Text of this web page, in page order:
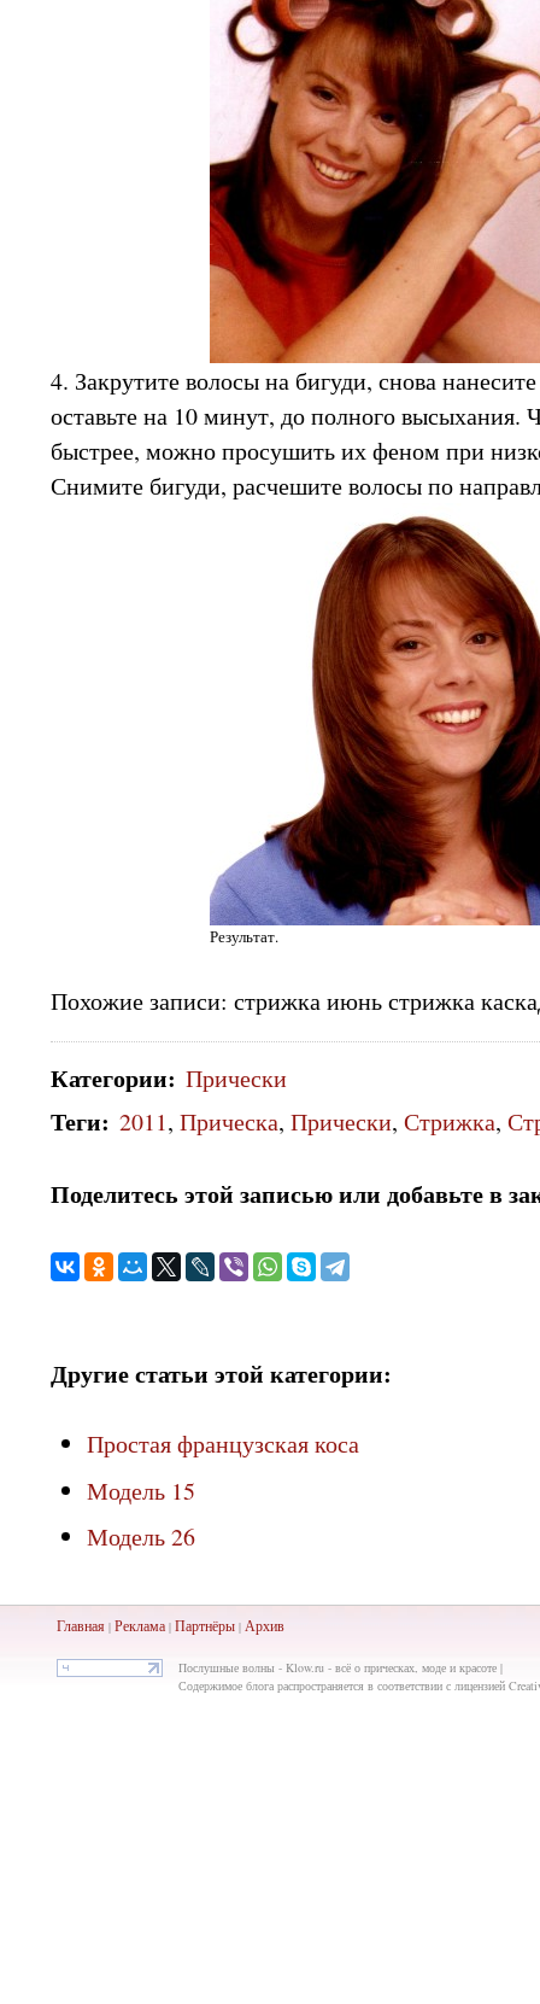
4. Закрутите волосы на бигуди, снова
оставьте на 10 минут, до полного высыхания.
быстрее, можно просушить их феном при
Снимите бигуди, расчешите волосы по
Результат.
Похожие записи: стрижка июнь стрижка
Категории: Прически
Теги: 2011, Прическа, Прически, Стрижка,
Поделитесь этой записью или добавьте в
Другие статьи этой категории:
Простая французская коса
Модель 15
Модель 26
Главная| Реклама| Партнёры| Архив
Послушные волны - Klow.ru - всё о прическах, моде и красоте |
Содержимое блога распространяется в соответствии с лицензией